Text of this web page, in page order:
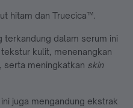
hitam dan Truecica™.
terkandung dalam serum ini
kulit, menenangkan
serta meningkatkan skin
juga mengandung ekstrak